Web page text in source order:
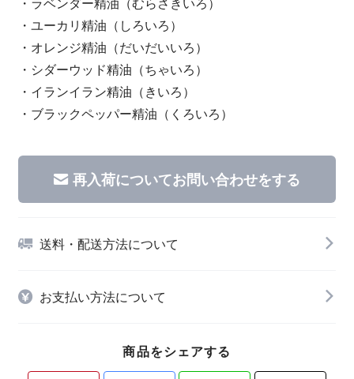
・ユーカリ精油（しろいろ）
・オレンジ精油（だいだいいろ）
・シダーウッド精油（ちゃいろ）
・イランイラン精油（きいろ）
・ブラックペッパー精油（くろいろ）
再入荷についてお問い合わせをする
送料・配送方法について
お支払い方法について
商品をシェアする